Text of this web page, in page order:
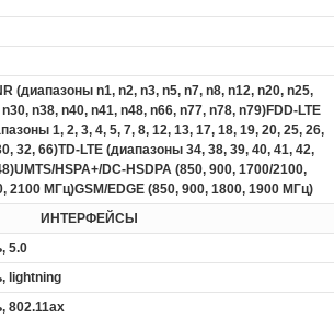
(диапазоны n1, n2, n3, n5, n7, n8, n12, n20, n25,
n38, n40, n41, n48, n66, n77, n78, n79)FDD‑LTE
1, 2, 3, 4, 5, 7, 8, 12, 13, 17, 18, 19, 20, 25, 26,
32, 66)TD‑LTE (диапазоны 34, 38, 39, 40, 41, 42,
HSPA+/DC‑HSDPA (850, 900, 1700/2100,
2100 МГц)GSM/EDGE (850, 900, 1800, 1900 МГц)
ИНТЕРФЕЙСЫ
5.0
lightning
802.11ax